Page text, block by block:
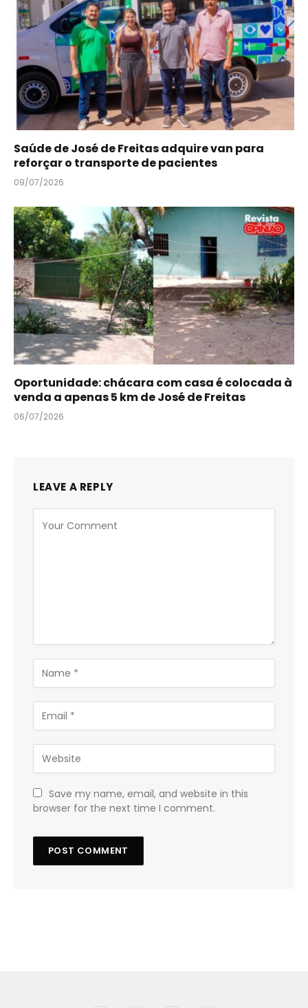
Saúde de José de Freitas adquire van para
reforçar o transporte de pacientes
09/07/2026
Oportunidade: chácara com casa é colocada à
venda a apenas 5 km de José de Freitas
06/07/2026
LEAVE A REPLY
Save my name, email, and website in this
browser for the next time I comment.